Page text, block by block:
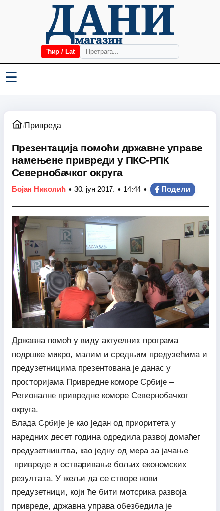
Ћир / Lat
☰
/Привреда
Презентација помоћи државне управе
намењене привреди у ПКС-РПК
Севернобачког округа
Бојан Николић • 30. јун 2017. • 14:44 • Подели
Државна помоћ у виду актуелних програма
подршке микро, малим и средњим предузећима и
предузетницима презентована је данас у
просторијама Привредне коморе Србије –
Регионалне привредне коморе Севернобачког
округа.
Влада Србије је као један од приоритета у
наредних десет година одредила развој домаћег
предузетништва, као једну од мера за јачање
привреде и остваривање бољих економских
резултата. У жељи да се створе нови
предузетници, који ће бити моторика развоја
привреде, државна управа обезбедила је